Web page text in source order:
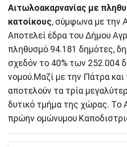
Αιτωλοακαρνανίας με
κατοίκους, σύμφωνα με την
Αποτελεί έδρα του Δήμου
πληθυσμό 94.181 δημότες,
σχεδόν το 40% των 252.004
νομού.Μαζί με την Πάτρα και
αποτελούν τα τρία
δυτικό τμήμα της χώρας. Το
πρώην ομώνυμου